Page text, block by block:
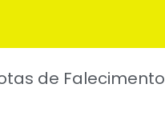
de Falecimento